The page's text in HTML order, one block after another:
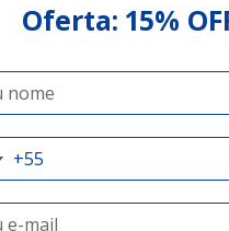
Oferta: 15%
como